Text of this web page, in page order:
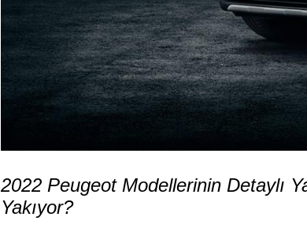
2022 Peugeot Modellerinin Detaylı
Yakıyor?